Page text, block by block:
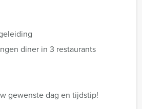
diner in 3 restaurants
gewenste dag en tijdstip!